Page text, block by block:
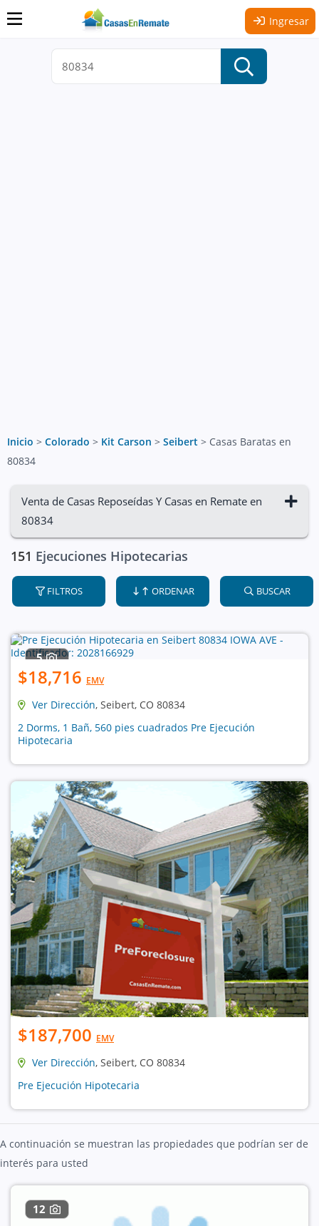
Ingresar
Inicio > Colorado > Kit Carson > Seibert > Casas Baratas en
80834
Venta de Casas Reposeídas Y Casas en Remate en
80834
151 Ejecuciones Hipotecarias
FILTROS ORDENAR BUSCAR
5
$18,716 EMV
Ver Dirección, Seibert, CO 80834
2 Dorms, 1 Bañ, 560 pies cuadrados Pre Ejecución
Hipotecaria
$187,700 EMV
Ver Dirección, Seibert, CO 80834
Pre Ejecución Hipotecaria
A continuación se muestran las propiedades que podrían ser de
interés para usted
12